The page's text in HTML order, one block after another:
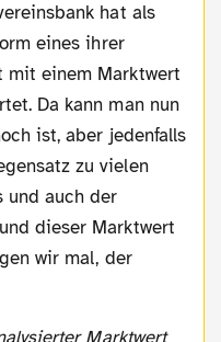
hat als
eines ihrer
mit einem Marktwert
Da kann man nun
ist, aber jedenfalls
zu vielen
und auch der
dieser Marktwert
wir mal, der